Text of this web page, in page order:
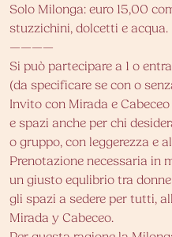
Solo Milonga: euro 15,00
stuzzichini, dolcetti e acqua.
————
Si può partecipare a 1 o
(da specificare se con o
Invito con Mirada e
e spazi anche per chi
o gruppo, con leggerezza e
Prenotazione necessaria in
un giusto equlibrio tra
gli spazi a sedere per tutti,
Mirada y Cabeceo.